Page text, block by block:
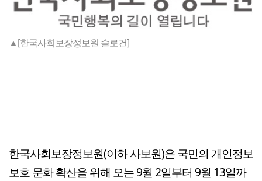
▲[한국사회보장정보원 슬로건]
한국사회보장정보원(이하 사보원)은 국민의 개인정보
보호 문화 확산을 위해 오는 9월 2일부터 9월 13일까